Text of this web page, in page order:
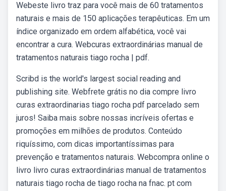
Webeste livro traz para você mais de 60 tratamentos
naturais e mais de 150 aplicações terapêuticas. Em um
índice organizado em ordem alfabética, você vai
encontrar a cura. Webcuras extraordinárias manual de
tratamentos naturais tiago rocha | pdf.
Scribd is the world's largest social reading and
publishing site. Webfrete grátis no dia compre livro
curas extraordinarias tiago rocha pdf parcelado sem
juros! Saiba mais sobre nossas incríveis ofertas e
promoções em milhões de produtos. Conteúdo
riquíssimo, com dicas importantíssimas para
prevenção e tratamentos naturais. Webcompra online o
livro livro curas extraordinárias manual de tratamentos
naturais tiago rocha de tiago rocha na fnac. pt com